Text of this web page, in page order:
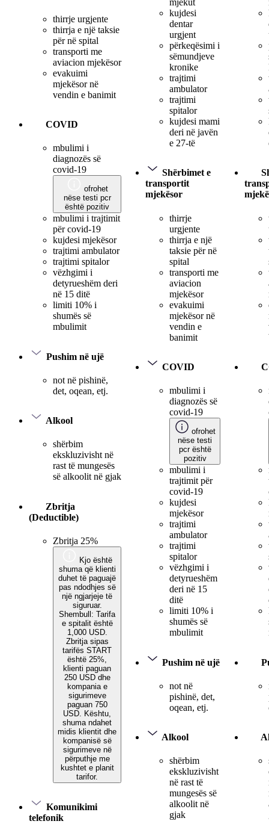
thirrje urgjente
thirrja e një taksie
për në spital
transporti me
aviacion mjekësor
evakuimi
mjekësor në
vendin e banimit
COVID
mbulimi i
diagnozës së
covid-19
ofrohet
nëse testi pcr
është pozitiv
mbulimi i trajtimit
për covid-19
kujdesi mjekësor
trajtimi ambulator
trajtimi spitalor
vëzhgimi i
detyrueshëm deri
në 15 ditë
limiti 10% i
shumës së
mbulimit
Pushim në ujë
not në pishinë,
det, oqean, etj.
Alkool
shërbim
ekskluzivisht në
rast të mungesës
së alkoolit në gjak
Zbritja
(Deductible)
Zbritja 25%
Kjo është
shuma që klienti
duhet të paguajë
pas ndodhjes së
një ngjarjeje të
siguruar.
Shembull: Tarifa
e spitalit është
1,000 USD.
Zbritja sipas
tarifës START
është 25%,
klienti paguan
250 USD dhe
kompania e
sigurimeve
paguan 750
USD. Kështu,
shuma ndahet
midis klientit dhe
kompanisë së
sigurimeve në
përputhje me
kushtet e planit
tarifor.
Komunikimi
telefonik
mjekut
kujdesi
dentar
urgjent
përkeqësimi i
sëmundjeve
kronike
trajtimi
ambulator
trajtimi
spitalor
kujdesi mami
deri në javën
e 27-të
Shërbimet e
transportit
mjekësor
thirrje
urgjente
thirrja e një
taksie për në
spital
transporti me
aviacion
mjekësor
evakuimi
mjekësor në
vendin e
banimit
COVID
mbulimi i
diagnozës së
covid-19
ofrohet
nëse testi
pcr është
pozitiv
mbulimi i
trajtimit për
covid-19
kujdesi
mjekësor
trajtimi
ambulator
trajtimi
spitalor
vëzhgimi i
detyrueshëm
deri në 15
ditë
limiti 10% i
shumës së
mbulimit
Pushim në ujë
not në
pishinë, det,
oqean, etj.
Alkool
shërbim
ekskluzivisht
në rast të
mungesës së
alkoolit në
gjak